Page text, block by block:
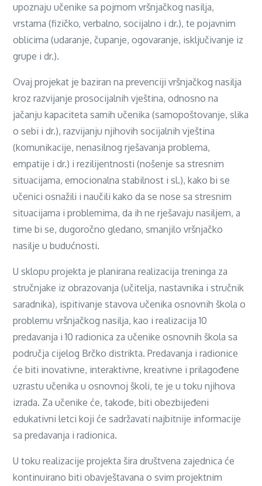
upoznaju učenike sa pojmom vršnjačkog nasilja,
vrstama (fizičko, verbalno, socijalno i dr.), te pojavnim
oblicima (udaranje, čupanje, ogovaranje, isključivanje iz
grupe i dr.).
Ovaj projekat je baziran na prevenciji vršnjačkog nasilja
kroz razvijanje prosocijalnih vještina, odnosno na
jačanju kapaciteta samih učenika (samopoštovanje, slika
o sebi i dr.), razvijanju njihovih socijalnih vještina
(komunikacije, nenasilnog rješavanja problema,
empatije i dr.) i rezilijentnosti (nošenje sa stresnim
situacijama, emocionalna stabilnost i sl.), kako bi se
učenici osnažili i naučili kako da se nose sa stresnim
situacijama i problemima, da ih ne rješavaju nasiljem, a
time bi se, dugoročno gledano, smanjilo vršnjačko
nasilje u budućnosti.
U sklopu projekta je planirana realizacija treninga za
stručnjake iz obrazovanja (učitelja, nastavnika i stručnik
saradnika), ispitivanje stavova učenika osnovnih škola o
problemu vršnjačkog nasilja, kao i realizacija 10
predavanja i 10 radionica za učenike osnovnih škola sa
područja cijelog Brčko distrikta. Predavanja i radionice
će biti inovativne, interaktivne, kreativne i prilagođene
uzrastu učenika u osnovnoj školi, te je u toku njihova
izrada. Za učenike će, takođe, biti obezbijeđeni
edukativni letci koji će sadržavati najbitnije informacije
sa predavanja i radionica.
U toku realizacije projekta šira društvena zajednica će
kontinuirano biti obavještavana o svim projektnim